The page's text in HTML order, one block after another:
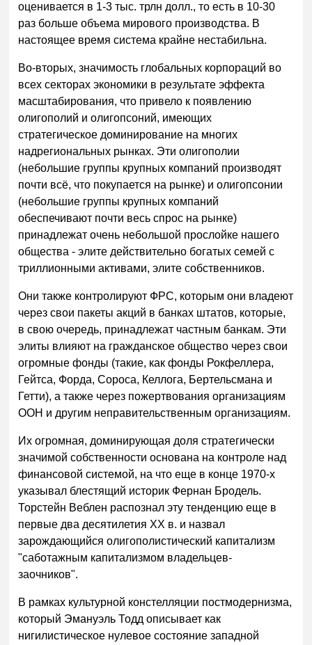
оценивается в 1-3 тыс. трлн долл., то есть в 10-30
раз больше объема мирового производства. В
настоящее время система крайне нестабильна.
Во-вторых, значимость глобальных корпораций во
всех секторах экономики в результате эффекта
масштабирования, что привело к появлению
олигополий и олигопсоний, имеющих
стратегическое доминирование на многих
надрегиональных рынках. Эти олигополии
(небольшие группы крупных компаний производят
почти всё, что покупается на рынке) и олигопсонии
(небольшие группы крупных компаний
обеспечивают почти весь спрос на рынке)
принадлежат очень небольшой прослойке нашего
общества - элите действительно богатых семей с
триллионными активами, элите собственников.
Они также контролируют ФРС, которым они владеют
через свои пакеты акций в банках штатов, которые,
в свою очередь, принадлежат частным банкам. Эти
элиты влияют на гражданское общество через свои
огромные фонды (такие, как фонды Рокфеллера,
Гейтса, Форда, Сороса, Келлога, Бертельсмана и
Гетти), а также через пожертвования организациям
ООН и другим неправительственным организациям.
Их огромная, доминирующая доля стратегически
значимой собственности основана на контроле над
финансовой системой, на что еще в конце 1970-х
указывал блестящий историк Фернан Бродель.
Торстейн Веблен распознал эту тенденцию еще в
первые два десятилетия XX в. и назвал
зарождающийся олигополистический капитализм
"саботажным капитализмом владельцев-
заочников".
В рамках культурной констелляции постмодернизма,
который Эмануэль Тодд описывает как
нигилистическое нулевое состояние западной